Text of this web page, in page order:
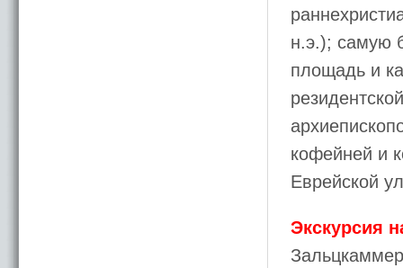
н.э.); самую
площадь и
кофейней и
Еврейской
Экскурсия